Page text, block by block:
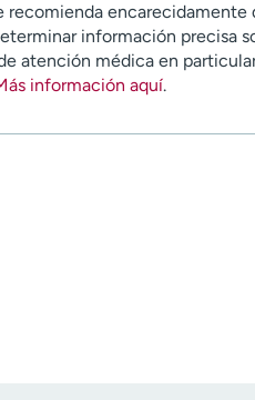
recomienda encarecidamente
información precisa
atención médica en
información aquí.